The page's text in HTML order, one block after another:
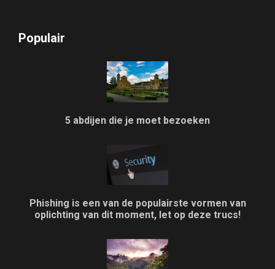
Populair
5 abdijen die je moet bezoeken
Phishing is een van de populairste vormen van
oplichting van dit moment, let op deze trucs!